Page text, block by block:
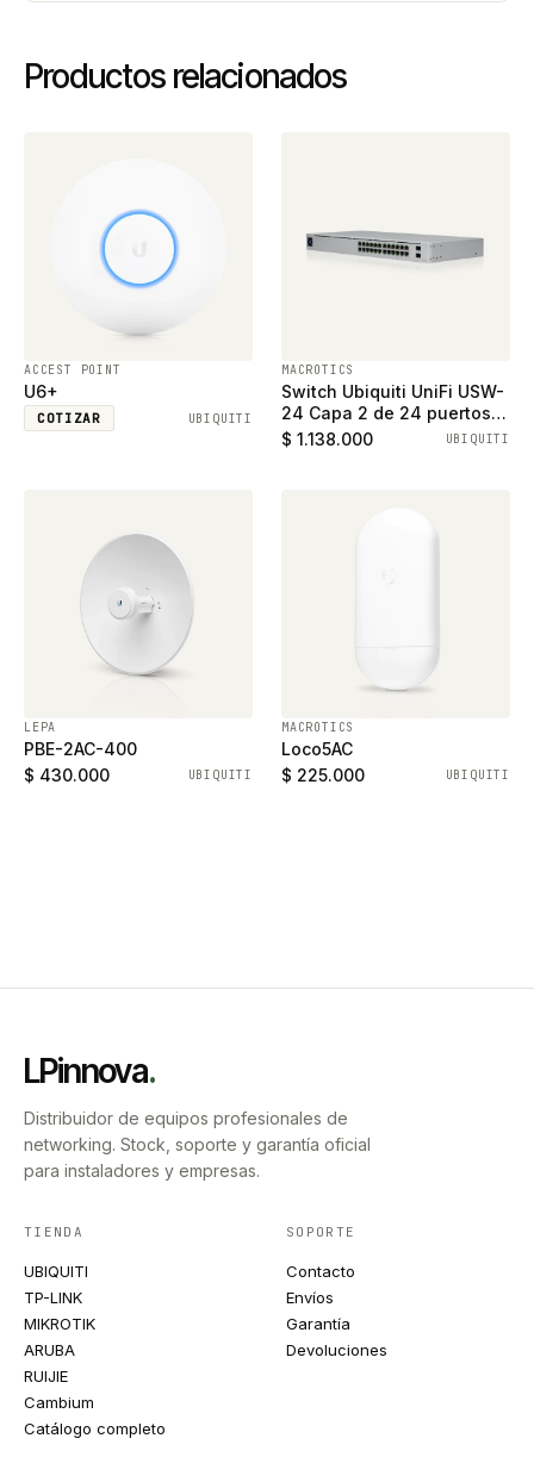
Productos relacionados
ACCEST POINT
U6+
COTIZAR UBIQUITI
MACROTICS
Switch Ubiquiti UniFi USW-
24 Capa 2 de 24 puertos
ethernet gigabit y 2
$ 1.138.000 UBIQUITI
LEPA
PBE-2AC-400
$ 430.000
UBIQUITI
MACROTICS
Loco5AC
$ 225.000
UBIQUITI
LPinnova.
Distribuidor de equipos profesionales de
networking. Stock, soporte y garantía oficial
para instaladores y empresas.
TIENDA
UBIQUITI
TP-LINK
MIKROTIK
ARUBA
RUIJIE
Cambium
Catálogo completo
SOPORTE
Contacto
Envíos
Garantía
Devoluciones